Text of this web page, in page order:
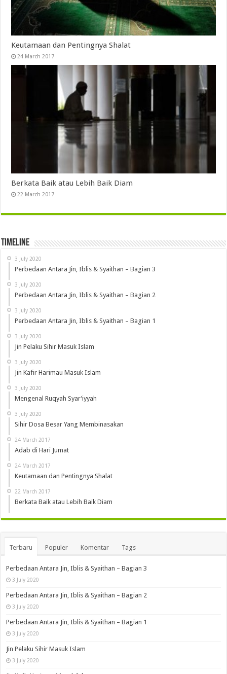
Keutamaan dan Pentingnya Shalat
24 March 2017
Berkata Baik atau Lebih Baik Diam
22 March 2017
Timeline
3 July 2020
Perbedaan Antara Jin, Iblis & Syaithan – Bagian 3
3 July 2020
Perbedaan Antara Jin, Iblis & Syaithan – Bagian 2
3 July 2020
Perbedaan Antara Jin, Iblis & Syaithan – Bagian 1
3 July 2020
Jin Pelaku Sihir Masuk Islam
3 July 2020
Jin Kafir Harimau Masuk Islam
3 July 2020
Mengenal Ruqyah Syar’iyyah
3 July 2020
Sihir Dosa Besar Yang Membinasakan
24 March 2017
Adab di Hari Jumat
24 March 2017
Keutamaan dan Pentingnya Shalat
22 March 2017
Berkata Baik atau Lebih Baik Diam
Terbaru Populer Komentar Tags
Perbedaan Antara Jin, Iblis & Syaithan – Bagian 3
3 July 2020
Perbedaan Antara Jin, Iblis & Syaithan – Bagian 2
3 July 2020
Perbedaan Antara Jin, Iblis & Syaithan – Bagian 1
3 July 2020
Jin Pelaku Sihir Masuk Islam
3 July 2020